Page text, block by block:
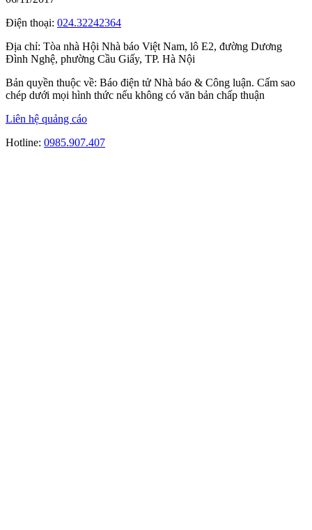
Điện thoại: 024.32242364
Địa chỉ: Tòa nhà Hội Nhà báo Việt Nam, lô E2, đường Dương
Đình Nghệ, phường Cầu Giấy, TP. Hà Nội
Bản quyền thuộc về: Báo điện tử Nhà báo & Công luận. Cấm sao
chép dưới mọi hình thức nếu không có văn bản chấp thuận
Liên hệ quảng cáo
Hotline: 0985.907.407